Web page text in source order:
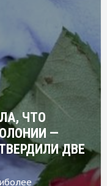
ЧТО
—
ДВЕ